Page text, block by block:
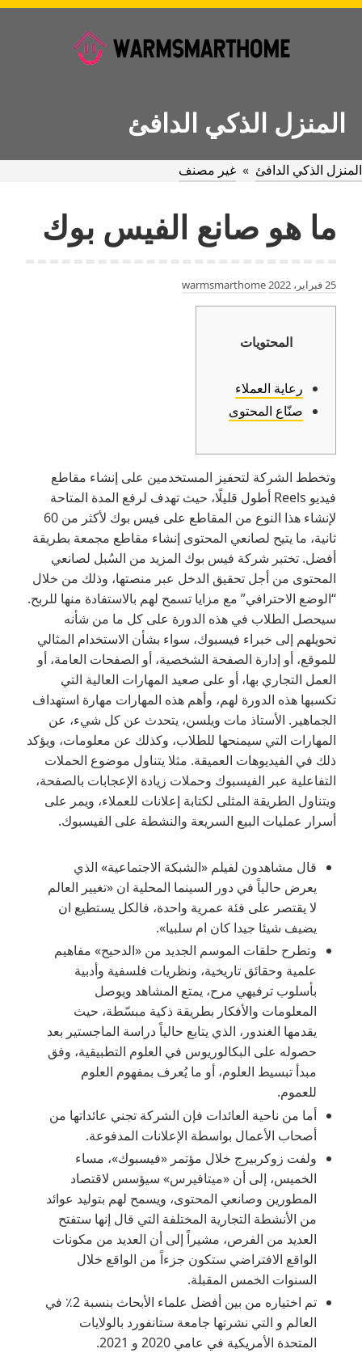
Skip
المنزل الذكي الدافئ
المنزل الذكي الدافئ » غير مصنف
ما هو صانع الفيس بوك
25 فبراير، 2022 warmsmarthome
المحتويات
رعاية العملاء
صنّاع المحتوى
وتخطط الشركة لتحفيز المستخدمين على إنشاء مقاطع
فيديو Reels أطول قليلًا، حيث تهدف لرفع المدة المتاحة
لإنشاء هذا النوع من المقاطع على فيس بوك لأكثر من 60
ثانية، ما يتيح لصانعي المحتوى إنشاء مقاطع مجمعة بطريقة
أفضل. تختبر شركة فيس بوك المزيد من السُبل لصانعي
المحتوى من أجل تحقيق الدخل عبر منصتها، وذلك من خلال
“الوضع الاحترافي” مع مزايا تسمح لهم بالاستفادة منها للربح.
سيحصل الطلاب في هذه الدورة على كل ما من شأنه
تحويلهم إلى خبراء فيسبوك، سواء بشأن الاستخدام المثالي
للموقع، أو إدارة الصفحة الشخصية، أو الصفحات العامة، أو
العمل التجاري بها، أو على صعيد المهارات العالية التي
تكسبها هذه الدورة لهم، وأهم هذه المهارات مهارة استهداف
الجماهير. الأستاذ مات ويلسن، يتحدث عن كل شيء، عن
المهارات التي سيمنحها للطلاب، وكذلك عن معلومات، ويؤكد
ذلك في الفيديوهات العميقة. مثلا يتناول موضوع الحملات
التفاعلية عبر الفيسبوك وحملات زيادة الإعجابات بالصفحة،
ويتناول الطريقة المثلى لكتابة إعلانات للعملاء، ويمر على
أسرار عمليات البيع السريعة والنشطة على الفيسبوك.
قال مشاهدون لفيلم «الشبكة الاجتماعية» الذي
يعرض حالياً في دور السينما المحلية ان «تغيير العالم
لا يقتصر على فئة عمرية واحدة، فالكل يستطيع ان
يضيف شيئا جيدا كان ام سلبيا».
وتطرح حلقات الموسم الجديد من «الدحيح» مفاهيم
علمية وحقائق تاريخية، ونظريات فلسفية وأدبية
بأسلوب ترفيهي مرح، يمتع المشاهد ويوصل
المعلومات والأفكار بطريقة ذكية مبسّطة، حيث
يقدمها الغندور، الذي يتابع حالياً دراسة الماجستير بعد
حصوله على البكالوريوس في العلوم التطبيقية، وفق
مبدأ تبسيط العلوم، أو ما يُعرف بمفهوم العلوم
للعموم.
أما من ناحية العائدات فإن الشركة تجني عائداتها من
أصحاب الأعمال بواسطة الإعلانات المدفوعة.
ولفت زوكربيرج خلال مؤتمر «فيسبوك»، مساء
الخميس، إلى أن «ميتافيرس» سيؤسس لاقتصاد
المطورين وصانعي المحتوى، ويسمح لهم بتوليد عوائد
من الأنشطة التجارية المختلفة التي قال إنها ستفتح
العديد من الفرص، مشيراً إلى أن العديد من مكونات
الواقع الافتراضي ستكون جزءاً من الواقع خلال
السنوات الخمس المقبلة.
تم اختياره من بين أفضل علماء الأبحاث بنسبة 2٪ في
العالم و التي نشرتها جامعة ستانفورد بالولايات
المتحدة الأمريكية في عامي 2020 و 2021.